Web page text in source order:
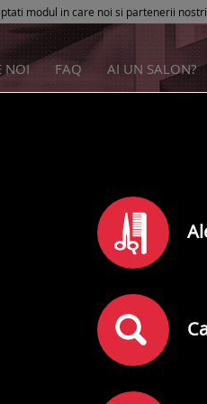
modul in care noi si partenerii
NOI FAQ AI UN SALON?
comentarii)
, Bloc -, Et. -, Ap. -